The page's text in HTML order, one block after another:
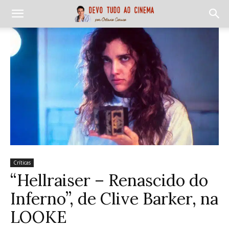
Críticas
“Hellraiser – Renascido do
Inferno”, de Clive Barker, na
LOOKE